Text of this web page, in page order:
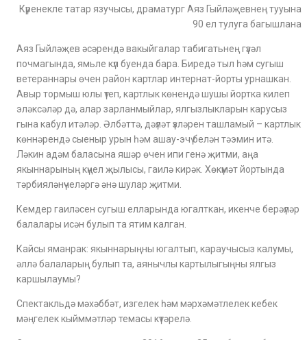
Күренекле татар язучысы, драматург Аяз Гыйләҗевнең тууына
90 ел тулуга багышлана
Аяз Гыйләҗев әсәрендә вакыйгалар табигатьнең гүзәл
почмагында, ямьле күл буенда бара. Биредә тыл һәм сугыш
ветераннары өчен район картлар интернат-йорты урнашкан.
Авыр тормыш юлы үтеп, картлык көнендә шушы йортка килеп
эләксәләр дә, алар зарланмыйлар, ялгызлыкларын карусыз
гына кабул итәләр. Әлбәттә, дәүләт үзләрен ташламый – картлык
көннәрендә сыеныр урын һәм ашау-эчү белән тәэмин итә.
Ләкин адәм баласына яшәр өчен ипи генә җитми, аңа
якыннарының күңел җылысы, гаилә кирәк. Хөкүмәт йортында
тәрбияләнүчеләргә әнә шулар җитми.
Кемдер гаиләсен сугыш елларында югалткан, икенче берәүләр
балалары исән булып та ятим калган.
Кайсы яманрак: якыннарыңны югалтып, караучысыз калумы,
әллә балаларың булып та, аянычлы картылыгыңны ялгыз
каршылаумы?
Спектакльдә мәхәббәт, изгелек һәм мәрхәмәтлелек кебек
мәңгелек кыйммәтләр темасы күтәрелә.